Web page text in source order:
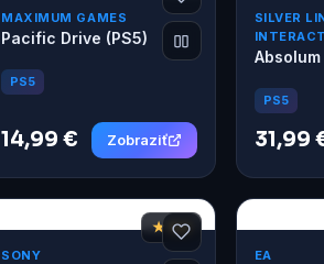
MAXIMUM GAMES
Pacific Drive (PS5)
PS5
14,99 € Zobraziť
SILVER
Absolum
PS5
31,99
★ 8,2
SONY EA